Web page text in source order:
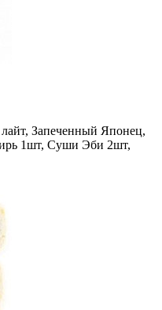
Запеченный Японец,
1шт, Суши Эби 2шт,